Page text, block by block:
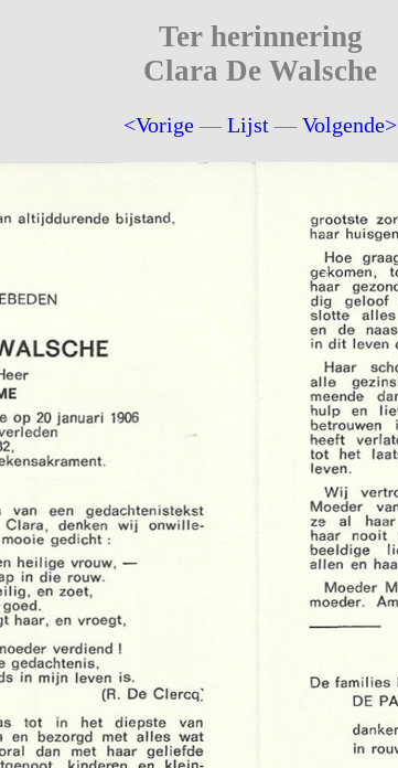
Ter herinnering
Clara De Walsche
<Vorige —Lijst —Volgende>